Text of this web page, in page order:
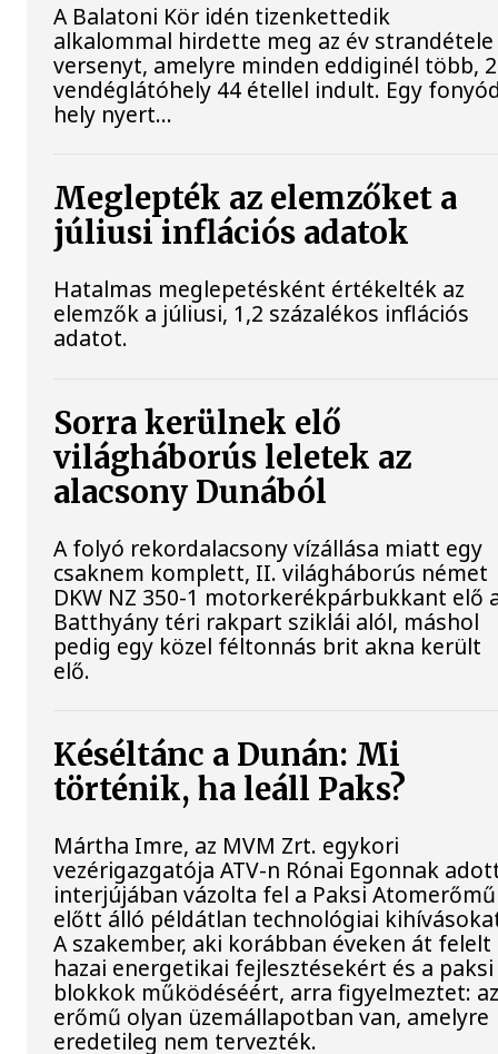
A Balatoni Kör idén tizenkettedik
alkalommal hirdette meg az év strandétele
versenyt, amelyre minden eddiginél több,
vendéglátóhely 44 étellel indult. Egy
hely nyert...
Meglepték az elemzőket a
júliusi inflációs adatok
Hatalmas meglepetésként értékelték az
elemzők a júliusi, 1,2 százalékos inflációs
adatot.
Sorra kerülnek elő
világháborús leletek az
alacsony Dunából
A folyó rekordalacsony vízállása miatt egy
csaknem komplett, II. világháborús német
DKW NZ 350-1 motorkerékpárbukkant elő
Batthyány téri rakpart sziklái alól, máshol
pedig egy közel féltonnás brit akna került
elő.
Késéltánc a Dunán: Mi
történik, ha leáll Paks?
Mártha Imre, az MVM Zrt. egykori
vezérigazgatója ATV-n Rónai Egonnak
interjújában vázolta fel a Paksi Atomerőmű
előtt álló példátlan technológiai
A szakember, aki korábban éveken át felelt
hazai energetikai fejlesztésekért és a paksi
blokkok működéséért, arra figyelmeztet:
erőmű olyan üzemállapotban van, amelyre
eredetileg nem tervezték.